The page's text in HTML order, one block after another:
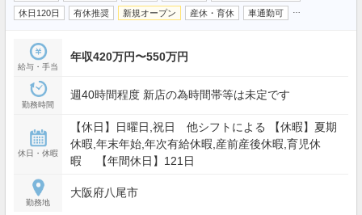
休日120日
有休推奨 新規オープン 産休・育休 車通勤可
給与・手当
年収420万円〜550万円
勤務時間
週40時間程度 新店の為時間帯等は未定です
休日・休暇
【休日】日曜日,祝日 他シフトによる 【休暇】夏期
休暇,年末年始,年次有給休暇,産前産後休暇,育児休
暇 【年間休日】121日
勤務地
大阪府八尾市